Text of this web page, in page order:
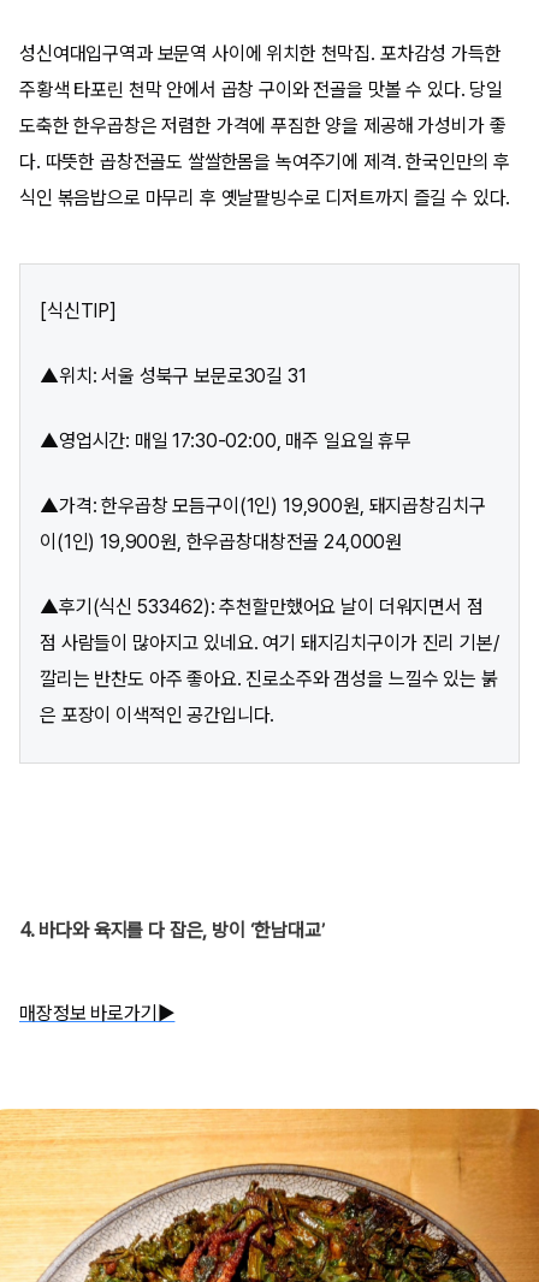
성신여대입구역과 보문역 사이에 위치한 천막집. 포차감성 가득한
주황색 타포린 천막 안에서 곱창 구이와 전골을 맛볼 수 있다. 당일
도축한 한우곱창은 저렴한 가격에 푸짐한 양을 제공해 가성비가 좋
다. 따뜻한 곱창전골도 쌀쌀한몸을 녹여주기에 제격. 한국인만의 후
식인 볶음밥으로 마무리 후 옛날팥빙수로 디저트까지 즐길 수 있다.
[식신TIP]
▲위치: 서울 성북구 보문로30길 31
▲영업시간: 매일 17:30-02:00, 매주 일요일 휴무
▲가격: 한우곱창 모듬구이(1인) 19,900원, 돼지곱창김치구
이(1인) 19,900원, 한우곱창대창전골 24,000원
▲후기(식신 533462): 추천할만했어요 날이 더워지면서 점
점 사람들이 많아지고 있네요. 여기 돼지김치구이가 진리 기본/
깔리는 반찬도 아주 좋아요. 진로소주와 갬성을 느낄수 있는 붉
은 포장이 이색적인 공간입니다.
4. 바다와 육지를 다 잡은, 방이 ‘한남대교’
매장정보 바로가기▶